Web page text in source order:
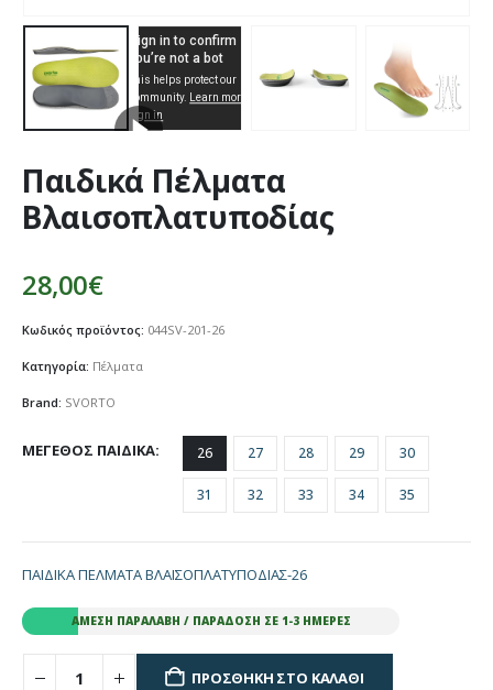
Παιδικά Πέλματα
Βλαισοπλατυποδίας
28,00€
Κωδικός προϊόντος: 044SV-201-26
Κατηγορία: Πέλματα
Brand: SVORTO
ΜΕΓΕΘΟΣ ΠΑΙΔΙΚΑ 26 27 28 29 30
31 32 33 34 35
ΠΑΙΔΙΚΑ ΠΕΛΜΑΤΑ ΒΛΑΙΣΟΠΛΑΤΥΠΟΔΙΑΣ-26
ΆΜΕΣΗ ΠΑΡΑΛΑΒΉ / ΠΑΡΆΔΟΣΗ ΣΕ 1-3 ΗΜΈΡΕΣ
ΠΡΟΣΘΉΚΗ ΣΤΟ ΚΑΛΆΘΙ